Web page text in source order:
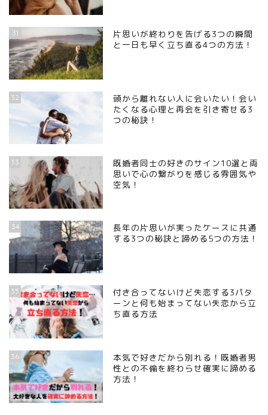
31
片思いが終わりを告げる3つの瞬間
と一日も早く立ち直る4つの方法！
32
頭から離れない人に会いたい！会い
たくなる心理と再会を引き寄せる3
つの秘訣！
33
既婚者同士の好きのサイン10選と両
思いで心の繋がりを感じる雰囲気や
空気！
34
長年の片思いが実ったケースに共通
する3つの秘訣と諦める5つの方法！
35
付き合ってないけど失恋する3パタ
ーンと何も始まってない失恋から立
ち直る方法
36
本気で好きだから別れる！既婚者男
性との不倫を終わらせ確実に諦める
方法！